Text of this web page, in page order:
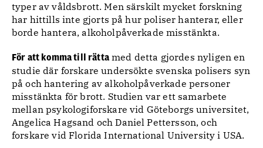
typer av våldsbrott. Men särskilt mycket forskning
har hittills inte gjorts på hur poliser hanterar, eller
borde hantera, alkoholpåverkade misstänkta.
För att komma till rättamed detta gjordes nyligen en
studie där forskare undersökte svenska polisers syn
på och hantering av alkoholpåverkade personer
misstänkta för brott. Studien var ett samarbete
mellan psykologiforskare vid Göteborgs universitet,
Angelica Hagsand och Daniel Pettersson, och
forskare vid Florida International University i USA.